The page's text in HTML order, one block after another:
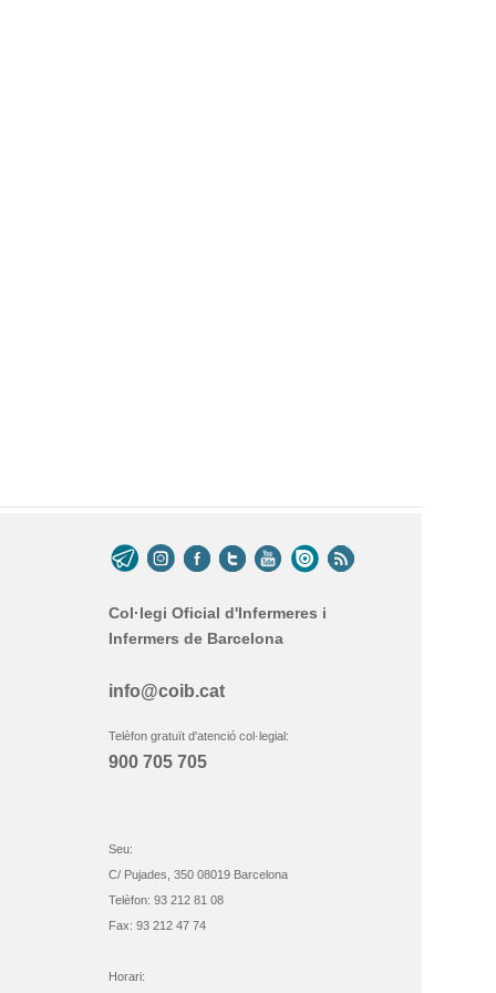
Col·legi Oficial d'Infermeres i
Infermers de Barcelona
info@coib.cat
Telèfon gratuït d'atenció col·legial:
900 705 705
Seu:
C/ Pujades, 350 08019 Barcelona
Telèfon: 93 212 81 08
Fax: 93 212 47 74
Horari: